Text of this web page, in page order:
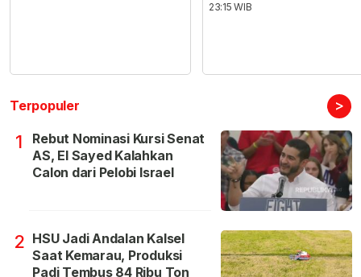
23:15 WIB
Terpopuler >
1
Rebut Nominasi Kursi Senat
AS, El Sayed Kalahkan
Calon dari Pelobi Israel
2 HSU Jadi Andalan Kalsel
Saat Kemarau, Produksi
Padi Tembus 84 Ribu Ton